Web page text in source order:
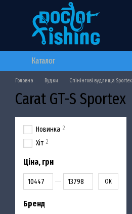
Перейти до основного контенту
Каталог
Головна Вудки Спінінгові вудлища Sportex
Carat GT-S Sportex
Новинка 2
Хіт 2
Ціна, грн
Від Ціна, грн
До Ціна, грн ОК
Бренд